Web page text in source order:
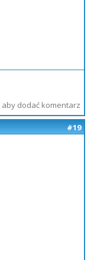
aby dodać komentarz
#19